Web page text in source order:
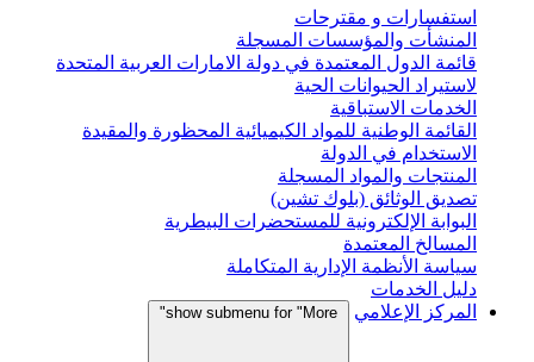
استفسارات و مقترحات
المنشأت والمؤسسات المسجلة
قائمة الدول المعتمدة في دولة الامارات العربية المتحدة
لاستيراد الحيوانات الحية
الخدمات الاستباقية
القائمة الوطنية للمواد الكيميائية المحظورة والمقيدة
الاستخدام في الدولة
المنتجات والمواد المسجلة
تصديق الوثائق (بلوك تشين)
البوابة الإلكترونية للمستحضرات البيطرية
المسالخ المعتمدة
سياسة الأنظمة الإدارية المتكاملة
دليل الخدمات
المركز الإعلامي
show submenu for "More"